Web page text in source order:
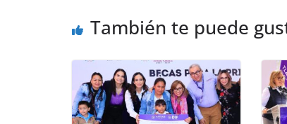
También te puede